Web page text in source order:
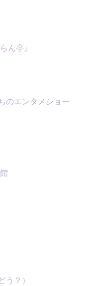
ん亭』
のエンタメショー
う？）